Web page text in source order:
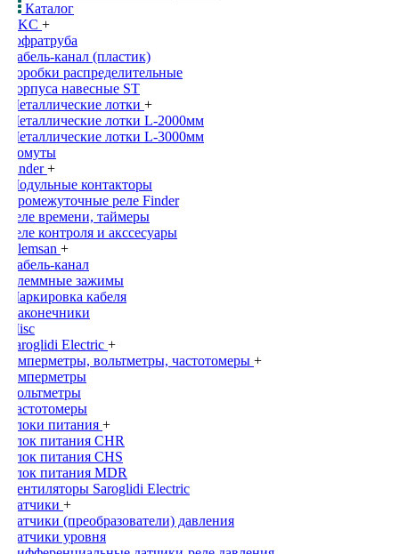
Каталог
DKC +
Гофратруба
Кабель-канал (пластик)
Коробки распределительные
Корпуса навесные ST
Металлические лотки +
Металлические лотки L-2000мм
Металлические лотки L-3000мм
Хомуты
Finder+
Модульные контакторы
Промежуточные реле Finder
Реле времени, таймеры
Реле контроля и акссесуары
Klemsan +
Кабель-канал
Клеммные зажимы
Маркировка кабеля
Наконечники
Misc
Saroglidi Electric +
Амперметры, вольтметры, частотомеры +
Амперметры
Вольтметры
Частотомеры
Блоки питания +
Блок питания CHR
Блок питания CHS
Блок питания MDR
Вентиляторы Saroglidi Electric
Датчики +
Датчики (преобразователи) давления
Датчики уровня